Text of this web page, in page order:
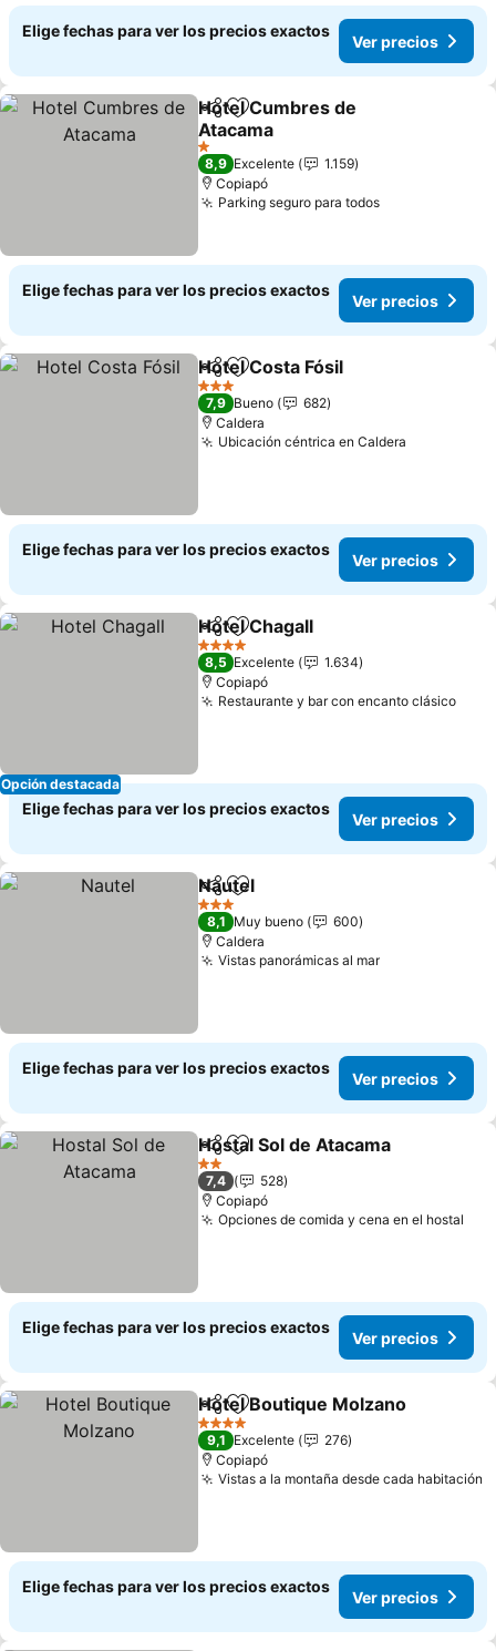
Elige fechas para ver los precios exactos
Ver precios
CompartirAgregar a favoritos
Hotel Cumbres de
Atacama
1 Estrellas
8,9 Excelente
1.159
Copiapó
Parking seguro para todos
Elige fechas para ver los precios exactos
Ver precios
CompartirAgregar a favoritos
Hotel Costa Fósil
3 Estrellas
7,9 Bueno
682
Caldera
Ubicación céntrica en Caldera
Elige fechas para ver los precios exactos
Ver precios
Opción destacada
CompartirAgregar a favoritos
Hotel Chagall
4 Estrellas
8,5 Excelente
1.634
Copiapó
Restaurante y bar con encanto clásico
Elige fechas para ver los precios exactos
Ver precios
CompartirAgregar a favoritos
Nautel
3 Estrellas
8,1 Muy bueno
600
Caldera
Vistas panorámicas al mar
Elige fechas para ver los precios exactos
Ver precios
CompartirAgregar a favoritos
Hostal Sol de Atacama
2 Estrellas
7,4
528
Copiapó
Opciones de comida y cena en el hostal
Elige fechas para ver los precios exactos
Ver precios
CompartirAgregar a favoritos
Hotel Boutique Molzano
4 Estrellas
9,1 Excelente
276
Copiapó
Vistas a la montaña desde cada habitación
Elige fechas para ver los precios exactos
Ver precios